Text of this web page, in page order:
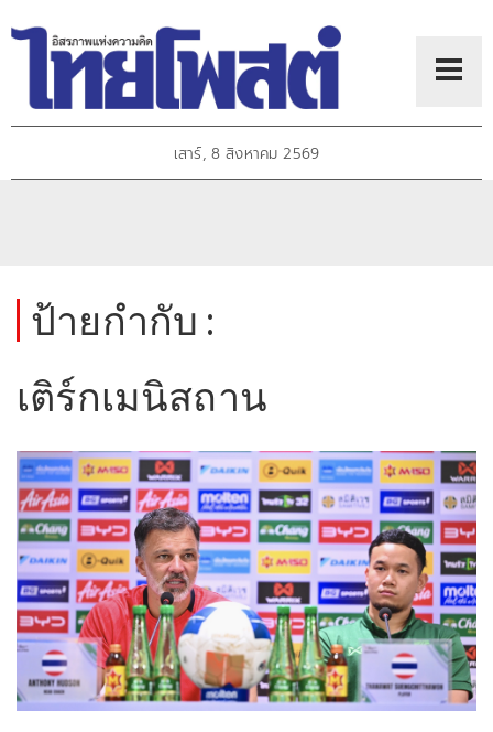
เสาร์, 8 สิงหาคม 2569
ป้ายกำกับ :
เติร์กเมนิสถาน